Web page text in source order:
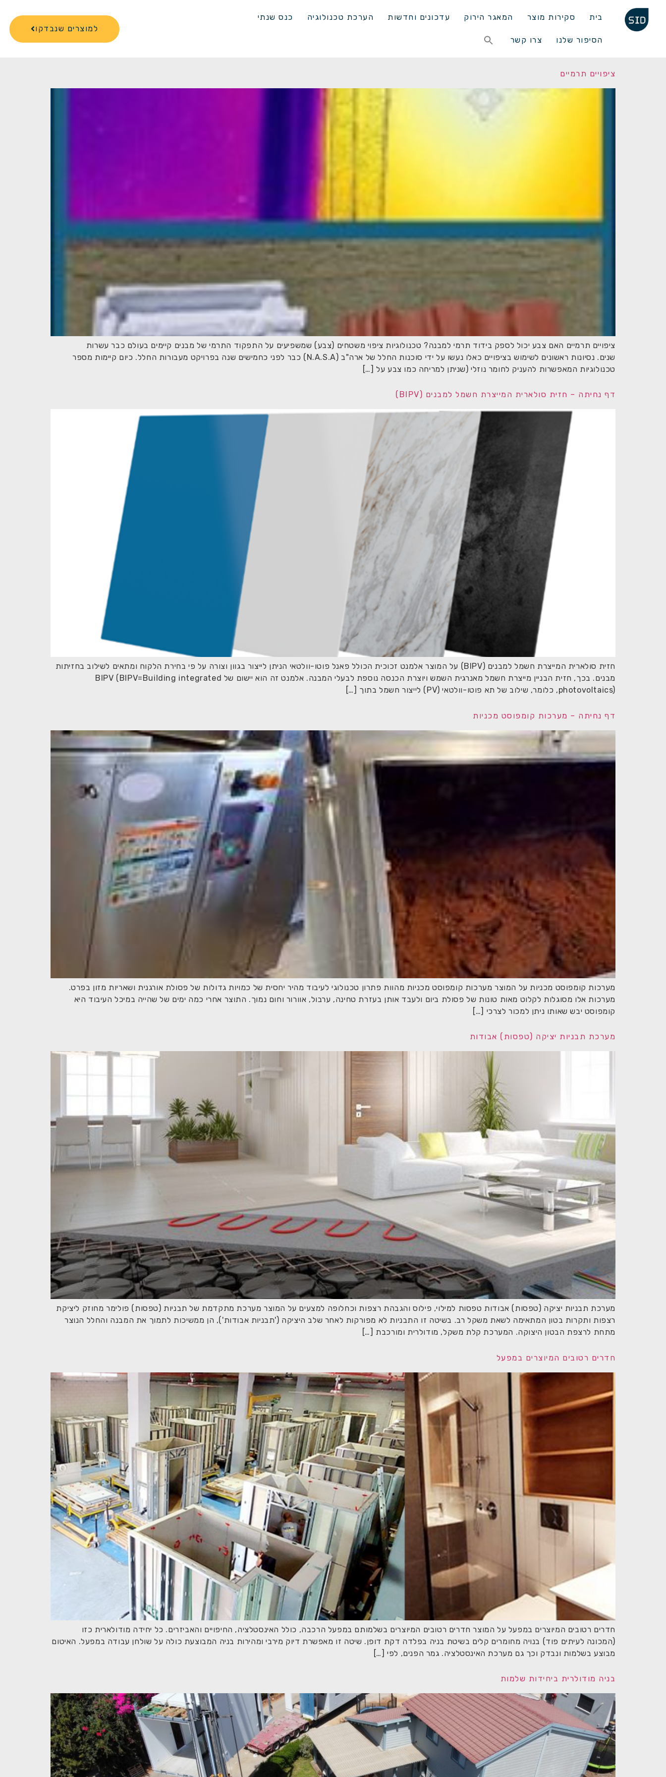
בית סקירות מוצר המאגר הירוק עדכונים וחדשות הערכת טכנולוגיה כנס שנתי
הסיפור שלנו צרו קשר
Search
for:
למוצרים שנבדקו
ציפויים תרמיים
ציפויים תרמיים האם צבע יכול לספק בידוד תרמי למבנה? טכנולוגיות ציפוי משטחים (צבע) שמשפיעים על התפקוד התרמי של מבנים קיימים בעולם כבר עשרות
שנים. נסיונות ראשונים לשימוש בציפויים כאלו נעשו על ידי סוכנות החלל של ארה"ב (N.A.S.A) כבר לפני כחמישים שנה בפרויקט מעבורות החלל. כיום קיימות מספר
טכנולוגיות המאפשרות להעניק לחומר נוזלי (שניתן למריחה כמו צבע על […]
דף נחיתה – חזית סולארית המייצרת חשמל למבנים (BIPV)
חזית סולארית המייצרת חשמל למבנים (BIPV) על המוצר אלמנט זכוכית הכולל פאנל פוטו-וולטאי הניתן לייצור בגוון וצורה על פי בחירת הלקוח ומתאים לשילוב בחזיתות
מבנים. בכך, חזית הבניין מייצרת חשמל מאנרגית השמש ויוצרת הכנסה נוספת לבעלי המבנה. אלמנט זה הוא יישום של BIPV (BIPV=Building integrated
photovoltaics), כלומר, שילוב של תא פוטו-וולטאי (PV) לייצור חשמל בתוך […]
דף נחיתה – מערכות קומפוסט מכניות
מערכות קומפוסט מכניות על המוצר מערכות קומפוסט מכניות מהוות פתרון טכנולוגי לעיבוד מהיר יחסית של כמויות גדולות של פסולת אורגנית ושאריות מזון בפרט.
מערכות אלו מסוגלות לקלוט מאות טונות של פסולת ביום ולעבד אותן בעזרת טחינה, ערבול, אוורור וחום נמוך. התוצר אחרי כמה ימים של שהייה במיכל העיבוד היא
קומפוסט יבש שאותו ניתן למכור לצרכי […]
מערכת תבניות יציקה (טפסות) אבודות
מערכת תבניות יציקה (טפסות) אבודות טפסות למילוי, פילוס והגבהת רצפות וכחלופה למצעים על המוצר מערכת מתקדמת של תבניות (טפסות) פולימר מחוזק ליציקת
רצפות ותקרות בטון המתאימה לשאת משקל רב. בשיטה זו התבניות לא מפורקות לאחר שלב היציקה ('תבניות אבודות'), הן ממשיכות לתמוך את המבנה והחלל הנוצר
מתחת לרצפת הבטון היצוקה. המערכת קלת משקל, מודולרית ומורכבת […]
חדרים רטובים המיוצרים במפעל
חדרים רטובים המיוצרים במפעל על המוצר חדרים רטובים המיוצרים בשלמותם במפעל הרכבה, כולל האינסטלציה, החיפויים והאביזרים. כל יחידה מודולארית כזו
(המכונה לעיתים פוד) בנויה מחומרים קלים בשיטת בניה בפלדה דקת דופן. שיטה זו מאפשרת דיוק מירבי ומהירות בניה המבוצעת כולה על שולחן עבודה במפעל. האיטום
מבוצע בשלמות ונבדק וכך גם מערכת האינסטלציה. גמר הפנים, לפי […]
בניה מודולרית ביחידות שלמות